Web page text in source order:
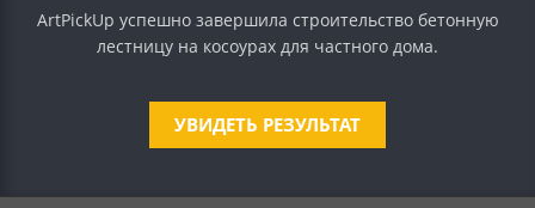
ArtPickUp успешно завершила строительство бетонную
лестницу на косоурах для частного дома.
УВИДЕТЬ РЕЗУЛЬТАТ